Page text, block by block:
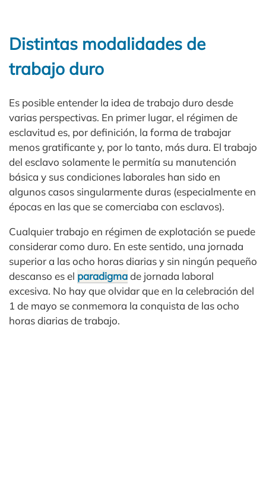
Distintas modalidades de
trabajo duro
Es posible entender la idea de trabajo duro desde
varias perspectivas. En primer lugar, el régimen de
esclavitud es, por definición, la forma de trabajar
menos gratificante y, por lo tanto, más dura. El trabajo
del esclavo solamente le permitía su manutención
básica y sus condiciones laborales han sido en
algunos casos singularmente duras (especialmente en
épocas en las que se comerciaba con esclavos).
Cualquier trabajo en régimen de explotación se puede
considerar como duro. En este sentido, una jornada
superior a las ocho horas diarias y sin ningún pequeño
descanso es el paradigmade jornada laboral
excesiva. No hay que olvidar que en la celebración del
1 de mayo se conmemora la conquista de las ocho
horas diarias de trabajo.